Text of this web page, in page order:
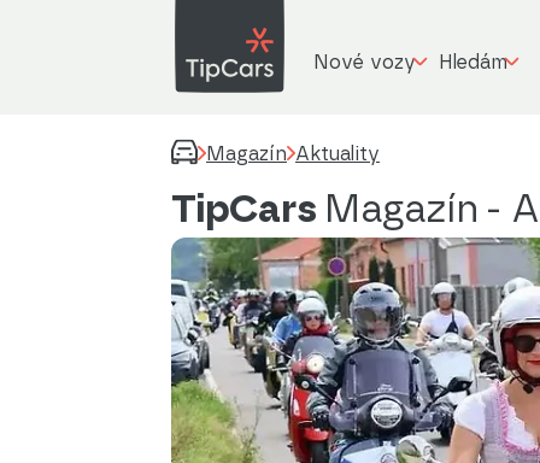
Nové vozy Hledám
Magazín Aktuality
TipCars Magazín -